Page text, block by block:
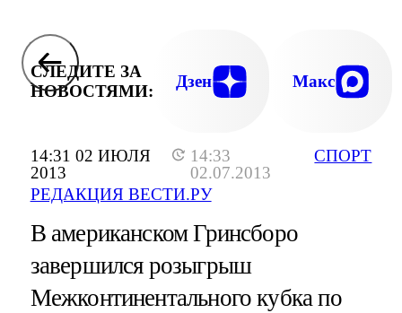
14:31 02 ИЮЛЯ
2013
14:33
02.07.2013
РЕДАКЦИЯ ВЕСТИ.РУ
СПОРТ
СЛЕДИТЕ ЗА
НОВОСТЯМИ:
Дзен Макс
В американском Гринсборо
завершился розыгрыш
Межконтинентального кубка по